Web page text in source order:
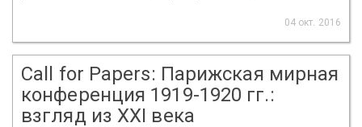
04 окт. 2016
Call for Papers: Парижская мирная
конференция 1919-1920 гг.:
взгляд из XXI века